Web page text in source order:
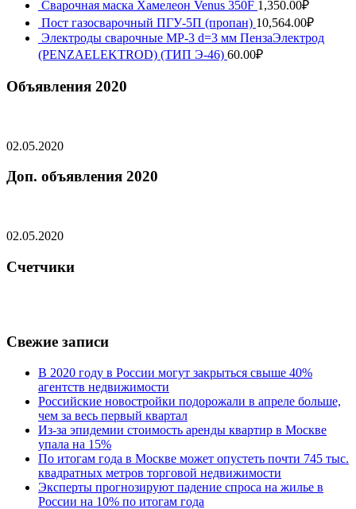
Сварочная маска Хамелеон Venus 350F 1,350.00₽
Пост газосварочный ПГУ-5П (пропан) 10,564.00₽
Электроды сварочные МР-3 d=3 мм ПензаЭлектрод
(PENZAELEKTROD) (ТИП Э-46) 60.00₽
Объявления 2020
02.05.2020
Доп. объявления 2020
02.05.2020
Счетчики
Свежие записи
В 2020 году в России могут закрыться свыше 40%
агентств недвижимости
Российские новостройки подорожали в апреле больше,
чем за весь первый квартал
Из-за эпидемии стоимость аренды квартир в Москве
упала на 15%
По итогам года в Москве может опустеть почти 745 тыс.
квадратных метров торговой недвижимости
Эксперты прогнозируют падение спроса на жилье в
России на 10% по итогам года